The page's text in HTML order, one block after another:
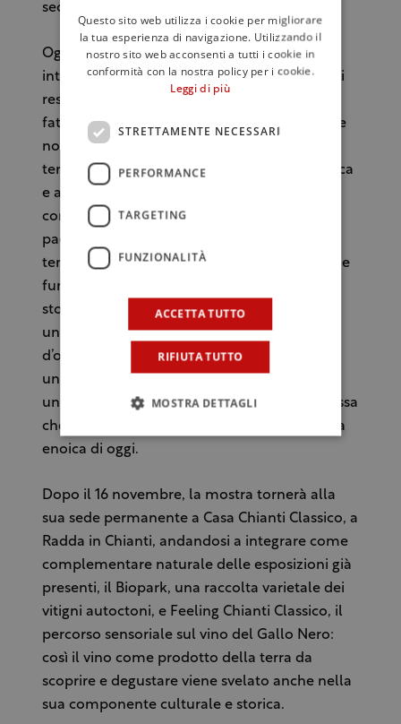
secoli le Denominazioni di Origine.
Oggi, per la prima volta un percorso storico
interamente dedicato al territorio del Chianti
restituisce al pubblico una narrazione dei
fattori storici, socio-economici e culturali che
non solo hanno contribuito a rendere il
territorio del Chianti un’avanguardia enologica
e agronomica ma anche che lo inquadrano
come teatro primario dell’evoluzione del
paesaggio toscano. Scandite dalla linea
temporale della grande storia del mondo che
funge da “bussola” al visitatore, le ragioni
storiche dell’eccellenza sono riassunte in un
unico colpo
d’occhio: Millesettecentosedici sviluppa
una retrospettiva sintetica e fruibile da tutti,
unendo le trame di questa tessitura complessa
che ha portato in trecento anni all’eccellenza
enoica di oggi.
Dopo il 16 novembre, la mostra tornerà alla
sua sede permanente a Casa Chianti Classico, a
Radda in Chianti, andandosi a integrare come
complementare naturale delle esposizioni già
presenti, il Biopark, una raccolta varietale dei
vitigni autoctoni, e Feeling Chianti Classico, il
percorso sensoriale sul vino del Gallo Nero:
così il vino come prodotto della terra da
scoprire e degustare viene svelato anche nella
sua componente culturale e storica.
Questo sito web utilizza i cookie per migliorare
la tua esperienza di navigazione. Utilizzando il
nostro sito web acconsenti a tutti i cookie in
conformità con la nostra policy per i cookie.
Leggi di più
STRETTAMENTE NECESSARI
PERFORMANCE
TARGETING
FUNZIONALITÀ
ACCETTA TUTTO
RIFIUTA TUTTO
MOSTRA DETTAGLI